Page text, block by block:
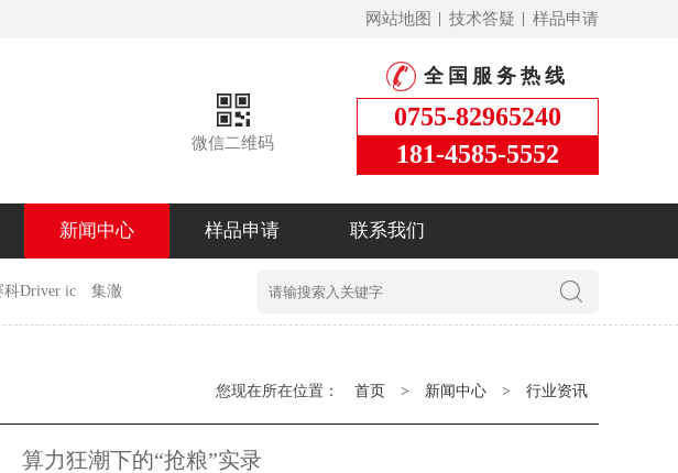
样品申请
技术答疑
网站地图
微信二维码
全国服务热线
0755-82965240
181-4585-5552
新闻中心 样品申请 联系我们
科Driver ic 集澈
您现在所在位置： 首页 > 新闻中心 > 行业资讯
算力狂潮下的“抢粮”实录